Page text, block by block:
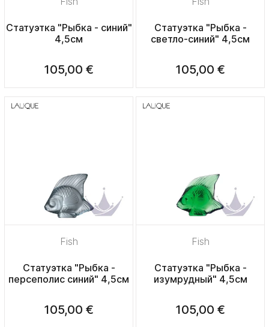
Статуэтка "Рыбка - синий"
4,5см
105,00 €
Статуэтка "Рыбка -
светло-синий" 4,5см
105,00 €
Fish
Статуэтка "Рыбка -
персеполис синий" 4,5см
105,00 €
Fish
Статуэтка "Рыбка -
изумрудный" 4,5см
105,00 €